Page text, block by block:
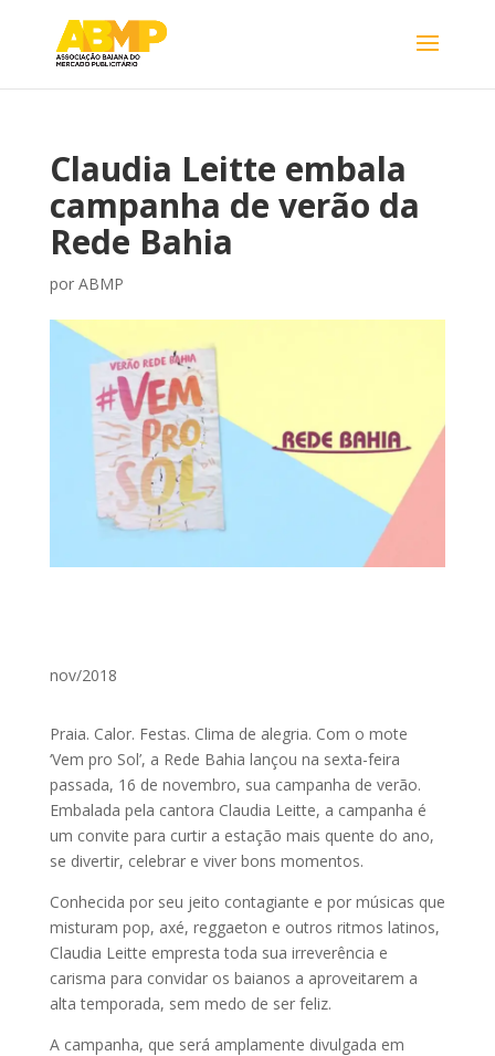
Claudia Leitte embala
campanha de verão da
Rede Bahia
por ABMP
nov/2018
Praia. Calor. Festas. Clima de alegria. Com o mote
‘Vem pro Sol’, a Rede Bahia lançou na sexta-feira
passada, 16 de novembro, sua campanha de verão.
Embalada pela cantora Claudia Leitte, a campanha é
um convite para curtir a estação mais quente do ano,
se divertir, celebrar e viver bons momentos.
Conhecida por seu jeito contagiante e por músicas que
misturam pop, axé, reggaeton e outros ritmos latinos,
Claudia Leitte empresta toda sua irreverência e
carisma para convidar os baianos a aproveitarem a
alta temporada, sem medo de ser feliz.
A campanha, que será amplamente divulgada em